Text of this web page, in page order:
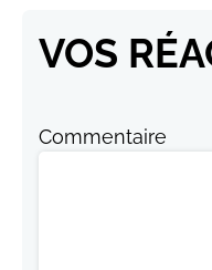
VOS
Commentaire